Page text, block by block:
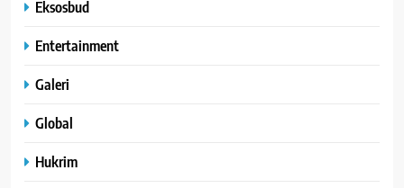
Eksosbud
Entertainment
Galeri
Global
Hukrim